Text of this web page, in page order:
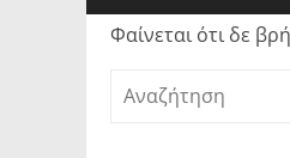
Φαίνεται ότι δε